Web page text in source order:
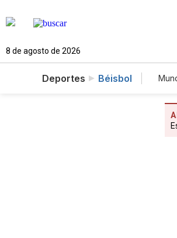
8 de agosto de 2026
Deportes Béisbol